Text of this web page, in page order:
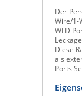
Der
Wire/1-
WLD
Diese
als
Ports